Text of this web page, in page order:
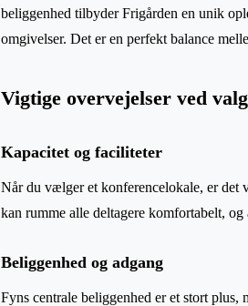
beliggenhed tilbyder Frigården en unik
omgivelser. Det er en perfekt balance
Vigtige overvejelser ved
Kapacitet og faciliteter
Når du vælger et konferencelokale, er det
kan rumme alle deltagere komfortabelt,
Beliggenhed og adgang
Fyns centrale beliggenhed er et stort